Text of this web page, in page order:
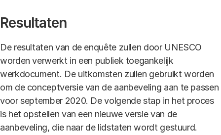
Resultaten
De resultaten van de enquête zullen door UNESCO
worden verwerkt in een publiek toegankelijk
werkdocument. De uitkomsten zullen gebruikt worden
om de conceptversie van de aanbeveling aan te passen
voor september 2020. De volgende stap in het proces
is het opstellen van een nieuwe versie van de
aanbeveling, die naar de lidstaten wordt gestuurd.